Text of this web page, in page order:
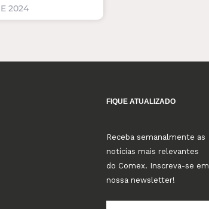
2024
FIQUE ATUALIZADO
Receba semanalmente as
notícias mais relevantes
do Comex. Inscreva-se em
nossa newsletter!